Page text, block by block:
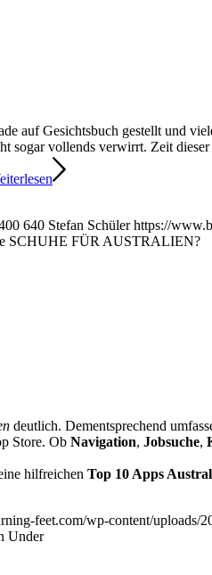
auf Gesichtsbuch gestellt und
vollends verwirrt. Zeit
640 Stefan Schüler https://
SCHUHE FÜR AUSTRALIEN?
deutlich. Dementsprechend
Store. Ob Navigation, Jobsuche,
hilfreichen Top 10 Apps
feet.com/wp-content/uploads/
Under